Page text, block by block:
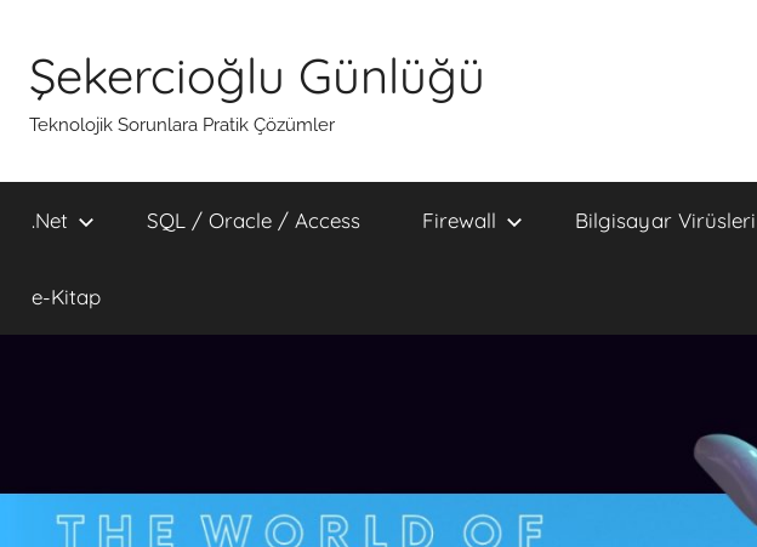
Şekercioğlu Günlüğü
Teknolojik Sorunlara Pratik Çözümler
.Net SQL / Oracle / Access Firewall Bilgisayar Virüsleri
e-Kitap